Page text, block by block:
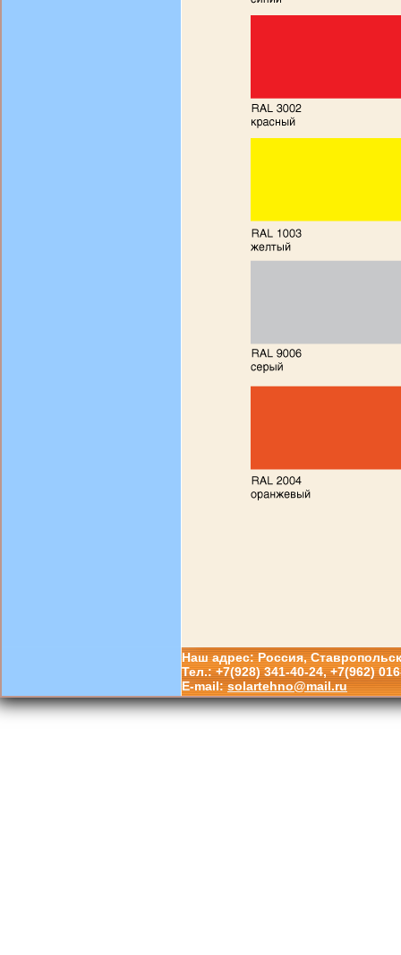
Наш адрес: Россия,
Тел.: +7(928) 341-40-24, +7(962)
E-mail:solartehno@mail.ru